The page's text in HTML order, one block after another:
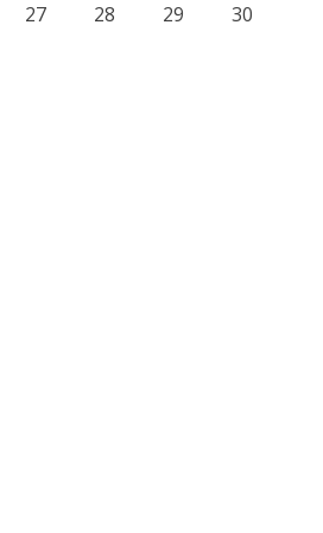
27 28 29
30